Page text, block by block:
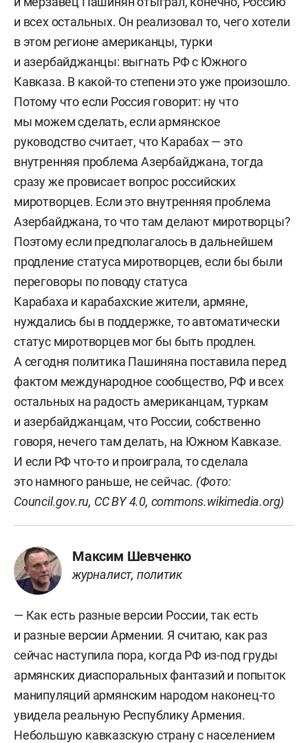
и всех остальных. Он реализовал то, чего хотели
в этом регионе американцы, турки
и азербайджанцы: выгнать РФ с Южного
Кавказа. В какой-то степени это уже произошло.
Потому что если Россия говорит: ну что
мы можем сделать, если армянское
руководство считает, что Карабах — это
внутренняя проблема Азербайджана, тогда
сразу же провисает вопрос российских
миротворцев. Если это внутренняя проблема
Азербайджана, то что там делают миротворцы?
Поэтому если предполагалось в дальнейшем
продление статуса миротворцев, если бы были
переговоры по поводу статуса
Карабаха и карабахские жители, армяне,
нуждались бы в поддержке, то автоматически
статус миротворцев мог бы быть продлен.
А сегодня политика Пашиняна поставила перед
фактом международное сообщество, РФ и всех
остальных на радость американцам, туркам
и азербайджанцам, что России, собственно
говоря, нечего там делать, на Южном Кавказе.
И если РФ что-то и проиграла, то сделала
это намного раньше, не сейчас. (Фото:
Council.gov.ru, CC BY 4.0, commons.wikimedia.org)
Максим Шевченко
журналист, политик
— Как есть разные версии России, так есть
и разные версии Армении. Я считаю, как раз
сейчас наступила пора, когда РФ из-под груды
армянских диаспоральных фантазий и попыток
манипуляций армянским народом наконец-то
увидела реальную Республику Армения.
Небольшую кавказскую страну с населением